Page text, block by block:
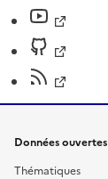
Données ouvertes
Thématiques